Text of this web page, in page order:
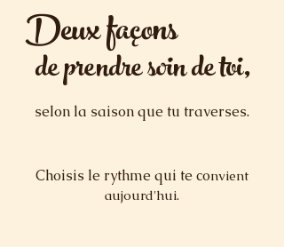
Deux façons
de prendre soin de toi,
selon la saison que tu traverses.
Choisis le rythme qui te convient
aujourd'hui.